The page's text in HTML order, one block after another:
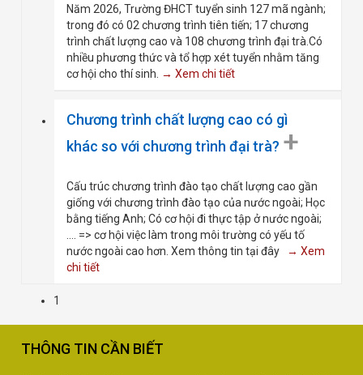
Năm 2026, Trường ĐHCT tuyển sinh 127 mã ngành;
trong đó có 02 chương trình tiên tiến; 17 chương
trình chất lượng cao và 108 chương trình đại trà.Có
nhiều phương thức và tổ hợp xét tuyển nhằm tăng
cơ hội cho thí sinh. → Xem chi tiết
Chương trình chất lượng cao có gì
khác so với chương trình đại trà? +
Cấu trúc chương trình đào tạo chất lượng cao gần
giống với chương trình đào tạo của nước ngoài; Học
bằng tiếng Anh; Có cơ hội đi thực tập ở nước ngoài;
.... => cơ hội việc làm trong môi trường có yếu tố
nước ngoài cao hơn. Xem thông tin tại đây
→ Xem
chi tiết
1
THÔNG TIN CẦN BIẾT